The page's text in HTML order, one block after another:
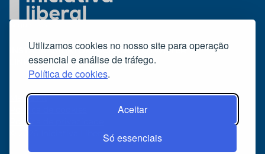
Utilizamos cookies no nosso site para operação
essencial e análise de tráfego.
Política de cookies.
Aceitar
Só essenciais
Segue-nos
INSTAGRAMTIKTOKFACEBOOKX/TWITTER
LINKEDINYOUTUBE
Media kit
Política de privacidade
© 2026 Iniciativa Liberal